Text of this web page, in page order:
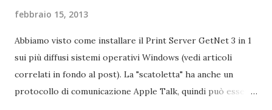
febbraio 15, 2013
Abbiamo visto come installare il Print Server GetNet 3 in 1
sui più diffusi sistemi operativi Windows (vedi articoli
correlati in fondo al post). La "scatoletta" ha anche un
protocollo di comunicazione Apple Talk, quindi può essere